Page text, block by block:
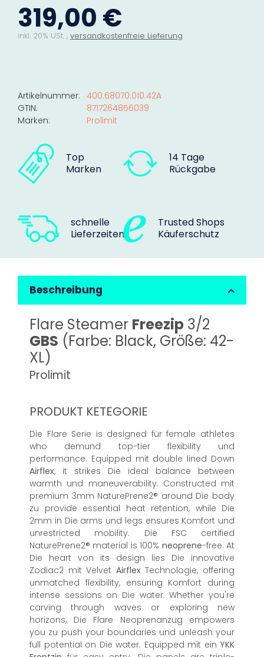
319,00 €
inkl. 20% USt. , versandkostenfreie Lieferung
Artikelnummer: 400.68070.010.42A
GTIN:
8717264856039
Marken:
Prolimit
Top
Marken
14 Tage
Rückgabe
schnelle
Lieferzeiten
Trusted Shops
Käuferschutz
Beschreibung
Flare Steamer Freezip 3/2
GBS (Farbe: Black, Größe: 42-
XL)
Prolimit
PRODUKT KETEGORIE
Die Flare Serie is designed für female athletes
who demund top-tier flexibility und
performance. Equipped mit double lined Down
Airflex, it strikes Die ideal balance between
warmth und maneuverability. Constructed mit
premium 3mm NaturePrene2® around Die body
zu provide essential heat retention, while Die
2mm in Die arms und legs ensures Komfort und
unrestricted mobility. Die FSC certified
NaturePrene2® material is 100% neoprene-free. At
Die heart von its design lies Die innovative
Zodiac2 mit Velvet AirflexTechnologie, offering
unmatched flexibility, ensuring Komfort during
intense sessions on Die water. Whether you're
carving through waves or exploring new
horizons, Die Flare Neoprenanzug empowers
you zu push your boundaries und unleash your
full potential on Die water. Equipped mit ein YKK